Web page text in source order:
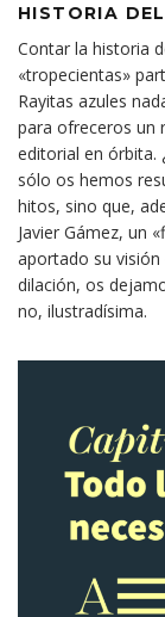
HISTORIA
Contar la historia
«tropecientas»
Rayitas azules
para ofreceros un
editorial en órbita.
sólo os hemos
hitos, sino que,
Javier Gámez, un
aportado su visión
dilación, os
no, ilustradísima.